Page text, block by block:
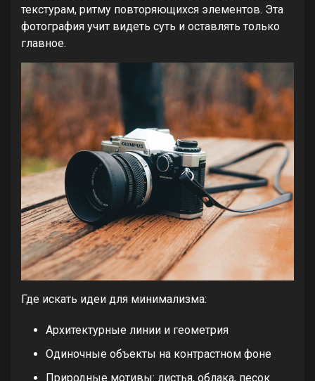
текстурам, ритму повторяющихся элементов. Эта
фотография учит видеть суть и оставлять только
главное.
Где искать идеи для минимализма:
Архитектурные линии и геометрия
Одиночные объекты на контрастном фоне
Природные мотивы: листья, облака, песок